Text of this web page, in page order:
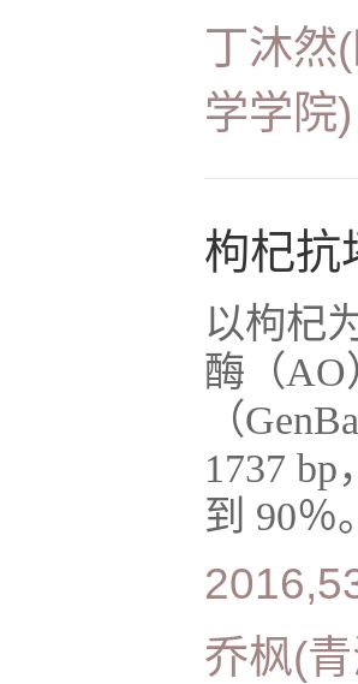
丁沐然
学学院
枸杞抗
以枸杞
酶（AO
（
1737
到 90％
乔枫(